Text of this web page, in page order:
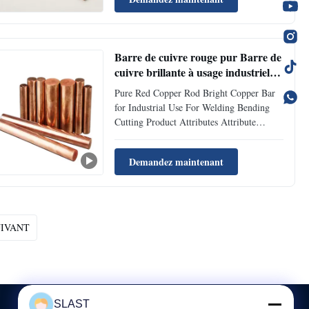
applications. Manufactured in Jiangsu,
Barre de cuivre rouge pur Barre de
cuivre brillante à usage industriel
pour le soudage, la flexion et la
coupe
Pure Red Copper Rod Bright Copper Bar
for Industrial Use For Welding Bending
Cutting Product Attributes Attribute
Copper Rod / Bright Copper Bar Brand
Name C10400 Model Number C10400
Material Type Copper Alloy Primary
Demandez maintenant
SLAST